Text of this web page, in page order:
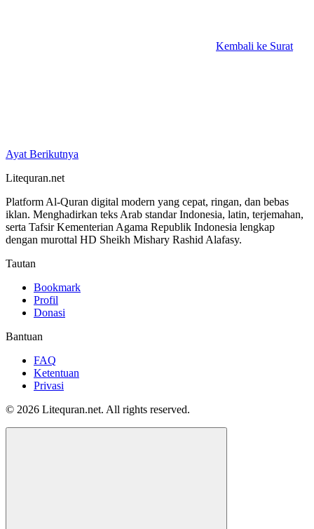
Kembali ke Surat
Ayat Berikutnya
Litequran.net
Platform Al-Quran digital modern yang cepat, ringan, dan bebas
iklan. Menghadirkan teks Arab standar Indonesia, latin, terjemahan,
serta Tafsir Kementerian Agama Republik Indonesia lengkap
dengan murottal HD Sheikh Mishary Rashid Alafasy.
Tautan
Bookmark
Profil
Donasi
Bantuan
FAQ
Ketentuan
Privasi
© 2026 Litequran.net. All rights reserved.